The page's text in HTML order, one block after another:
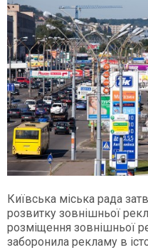
Київська міська рада
розвитку зовнішньої
розміщення зовнішньої
заборонила рекламу в